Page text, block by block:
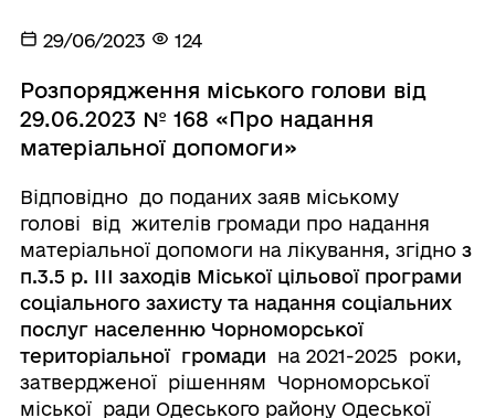
29/06/2023 124
Розпорядження міського голови від
29.06.2023 № 168 «Про надання
матеріальної допомоги»
Відповідно до поданих заяв міському
голові від жителів громади про надання
матеріальної допомоги на лікування, згідно з
п.3.5 р. ІІІ заходів Міської цільової програми
соціального захисту та надання соціальних
послуг населенню Чорноморської
територіальної громади на 2021-2025 роки,
затвердженої рішенням Чорноморської
міської ради Одеського району Одеської